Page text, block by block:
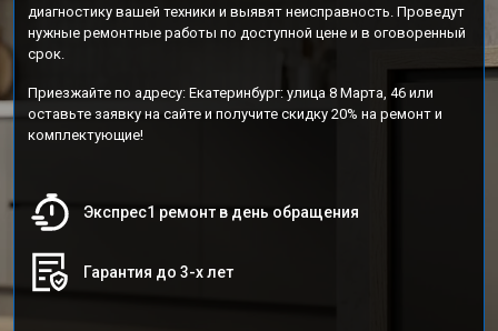
диагностику вашей техники и выявят неисправность. Проведут
нужные ремонтные работы по доступной цене и в оговоренный
срок.
Приезжайте по адресу: Екатеринбург: улица 8 Марта, 46 или
оставьте заявку на сайте и получите скидку 20% на ремонт и
комплектующие!
Экспрес1 ремонт в день обращения
Гарантия до 3-х лет